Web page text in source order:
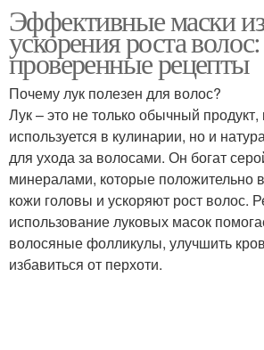
Эффективные маски
ускорения роста волос:
проверенные рецепты
Почему лук полезен для волос?
Лук – это не только обычный продукт,
используется в кулинарии, но и
для ухода за волосами. Он богат
минералами, которые положительно
кожи головы и ускоряют рост волос.
использование луковых масок
волосяные фолликулы, улучшить
избавиться от перхоти.